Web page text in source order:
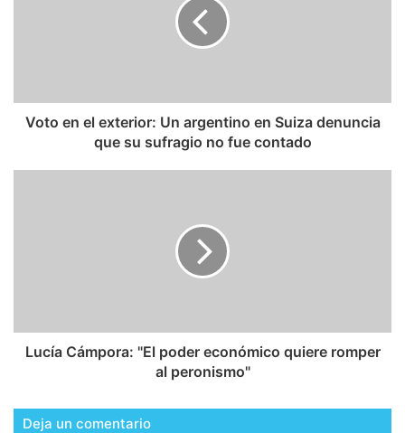
Voto en el exterior: Un argentino en Suiza denuncia
que su sufragio no fue contado
Lucía Cámpora: "El poder económico quiere romper
al peronismo"
Deja un comentario